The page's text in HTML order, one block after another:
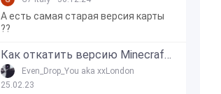
А есть самая старая версия карты
??
Как откатить версию Minecraft Bedrock Edition на Windows 10?
Even_Drop_You aka xxLondon
25.02.23